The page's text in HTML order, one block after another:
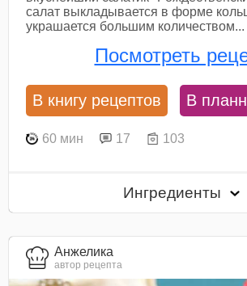
салат выкладывается в форме
украшается большим количеством...
Посмотреть
В книгу рецептов В
60 мин 17 103
Ингредиенты
Анжелика
автор рецепта